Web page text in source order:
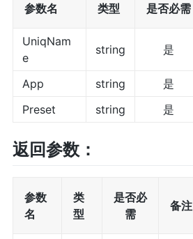
参数名 类型 是否必需
UniqNam
e
string 是
App string 是
Preset
string 是
返回参数：
参数
名
类
型
是否必
需
备注